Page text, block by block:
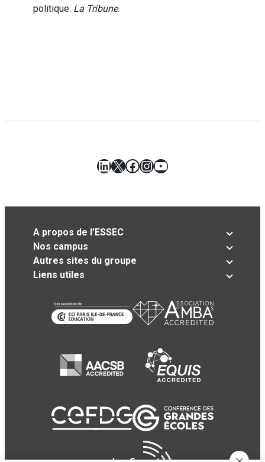
politique. La Tribune.
LinkedIn
X Facebook
Instagram
YouTube
A propos de l’ESSEC
Nos campus
Autres sites du groupe
Liens utiles